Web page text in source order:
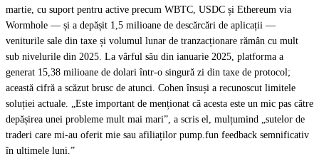
martie, cu suport pentru active precum WBTC, USDC și Ethereum via
Wormhole — și a depășit 1,5 milioane de descărcări de aplicații —
veniturile sale din taxe și volumul lunar de tranzacționare rămân cu mult
sub nivelurile din 2025. La vârful său din ianuarie 2025, platforma a
generat 15,38 milioane de dolari într-o singură zi din taxe de protocol;
această cifră a scăzut brusc de atunci. Cohen însuși a recunoscut limitele
soluției actuale. „Este important de menționat că acesta este un mic pas către
depășirea unei probleme mult mai mari”, a scris el, mulțumind „sutelor de
traderi care mi-au oferit mie sau afiliaților pump.fun feedback semnificativ
în ultimele luni.”